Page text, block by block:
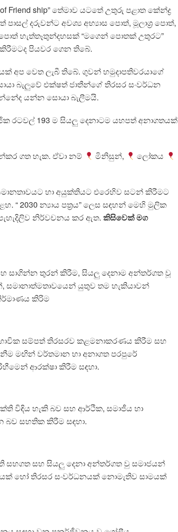
Friend ship” තේමාව යටතේ උතුරු පළාත කේන්ද්‍ර
දරුවන්ට අවශ්‍ය අභ්‍යාස පොත්, මූලාශ්‍ර පොත්,
හැත්තෑතුන්දහසක් “මගෙන් පොතක් උතුරට”
පියවර ගෙන තිබේ.
අප වෙත ලැබී තිබේ. ගුවන් හමුදාපතිවරයාගේ
බැලුවේ එක්ෂත් ජාතීන්ගේ තිරසර සංවර්ධන
යන්න සොයා බැලීමයි.
රටවල් 193 ම සියලු දෙනාටම යහපත් අනාගතයක්
ගත හැක. ඒවා නම්
මිනිසුන්,
ලෝක⁣ය
හා අයුක්තියට එරෙහිව සටන් කිරීමට
“ 2030 න්‍යාය පත්‍රය” ලෙස සඳහන් මෙහි මුලික
නිර්වචනය කර ඇත. කිසිවෙක් මග
සාගින්න තුරන් කිරීම, සියලු දෙනාම අන්තර්ගත වූ
යුතුව තම හැකියාවන්
කිරිම
සම්පත් තිරසරව කළමනාකරණය කිරීම සහ
මඟින් වර්තමාන හා අනාගත පරපුරේ
ආරක්ෂා කිරීම සඳහා.
විඳිය හැකි බව සහ ආර්ථික, සමාජීය හා
බව සහතික කිරීම සඳහා.
සහගත සහ සියලු දෙනා අන්තර්ගත වු සමාජයන්
හෝ තිරසර සංවර්ධනයක් නොමැතිව සාමයක්